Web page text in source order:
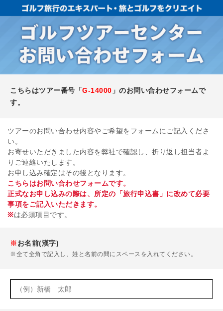
こちらはツアー番号「G-14000 」のお問い合わせフォームで
す。
ツアーのお問い合わせ内容やご希望をフォームにご記入くださ
い。
お寄せいただきました内容を弊社で確認し、折り返し担当者よ
りご連絡いたします。
お申し込み確定はその後となります。
こちらはお問い合わせフォームです。
正式なお申し込みの際は、所定の「旅行申込書」に改めて必要
事項をご記入いただきます。
※は必須項目です。
※お名前(漢字)
※全て全角で記入し、姓と名前の間にスペースを入れてください。